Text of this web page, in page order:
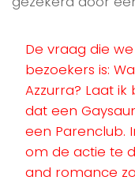
De vraag die
bezoekers is:
Azzurra? Laat
dat een
een Parenclub.
om de actie te
and romance